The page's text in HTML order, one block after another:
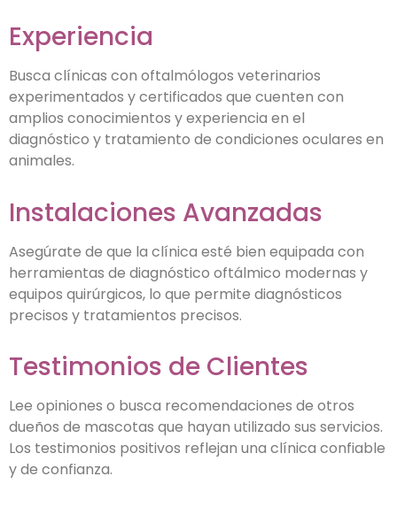
Experiencia
Busca clínicas con oftalmólogos veterinarios
experimentados y certificados que cuenten con
amplios conocimientos y experiencia en el
diagnóstico y tratamiento de condiciones oculares en
animales.
Instalaciones Avanzadas
Asegúrate de que la clínica esté bien equipada con
herramientas de diagnóstico oftálmico modernas y
equipos quirúrgicos, lo que permite diagnósticos
precisos y tratamientos precisos.
Testimonios de Clientes
Lee opiniones o busca recomendaciones de otros
dueños de mascotas que hayan utilizado sus servicios.
Los testimonios positivos reflejan una clínica confiable
y de confianza.